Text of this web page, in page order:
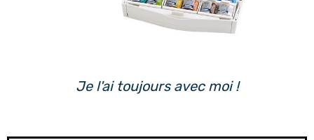
Je l'ai toujours avec moi !